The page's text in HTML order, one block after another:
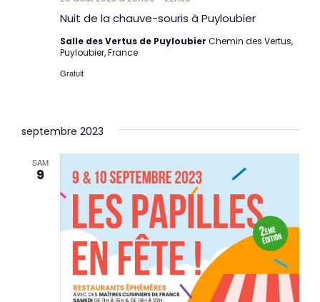
Nuit de la chauve-souris à Puyloubier
Salle des Vertus de Puyloubier Chemin des Vertus,
Puyloubier, France
Gratuit
septembre 2023
SAM
9